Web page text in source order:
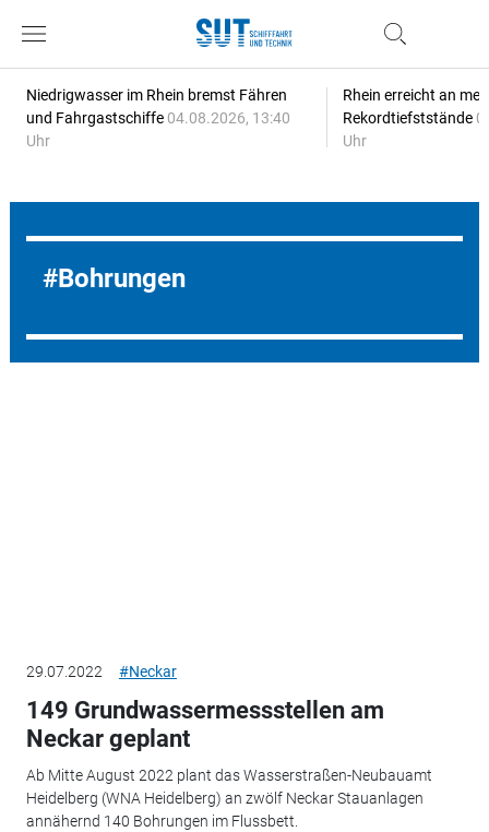
Niedrigwasser im Rhein bremst Fähren
und Fahrgastschiffe 04.08.2026, 13:40
Uhr
Rhein erreicht an
Rekordtiefststände
Uhr
Bohrungen
29.07.2022 #Neckar
149 Grundwassermessstellen am
Neckar geplant
Ab Mitte August 2022 plant das Wasserstraßen-Neubauamt
Heidelberg (WNA Heidelberg) an zwölf Neckar Stauanlagen
annähernd 140 Bohrungen im Flussbett.